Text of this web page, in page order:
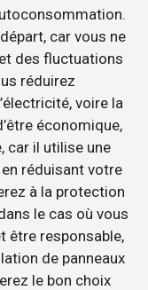
car vous ne
des fluctuations
réduirez
voire la
économique,
car il utilise une
réduisant votre
à la protection
le cas où vous
être responsable,
de panneaux
le bon choix